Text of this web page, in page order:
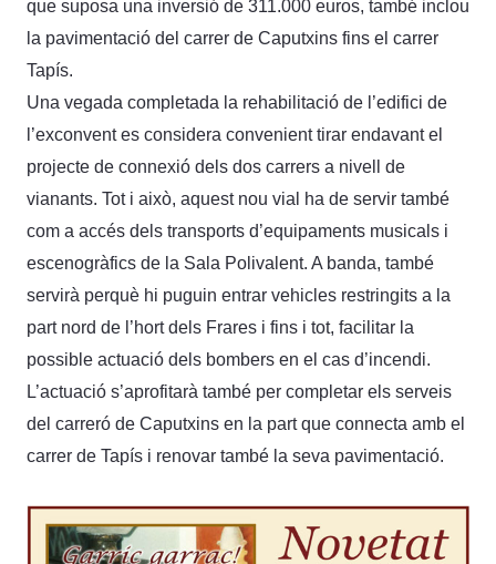
que suposa una inversió de 311.000 euros, també inclou
la pavimentació del carrer de Caputxins fins el carrer
Tapís.
Una vegada completada la rehabilitació de l’edifici de
l’exconvent es considera convenient tirar endavant el
projecte de connexió dels dos carrers a nivell de
vianants. Tot i això, aquest nou vial ha de servir també
com a accés dels transports d’equipaments musicals i
escenogràfics de la Sala Polivalent. A banda, també
servirà perquè hi puguin entrar vehicles restringits a la
part nord de l’hort dels Frares i fins i tot, facilitar la
possible actuació dels bombers en el cas d’incendi.
L’actuació s’aprofitarà també per completar els serveis
del carreró de Caputxins en la part que connecta amb el
carrer de Tapís i renovar també la seva pavimentació.